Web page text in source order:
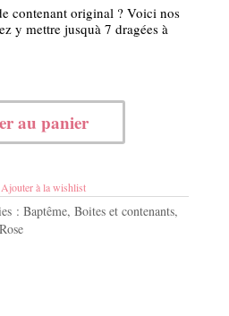
contenant original ? Voici nos
y mettre jusquà 7 dragées à
au panier
Ajouter à la wishlist
: Baptême, Boites et contenants,
Rose